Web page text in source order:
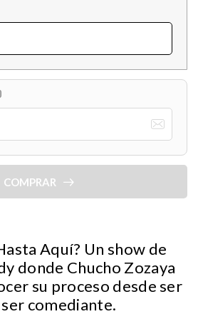
COMPRAR
Aquí? Un show de
donde Chucho Zozaya
su proceso desde ser
comediante.